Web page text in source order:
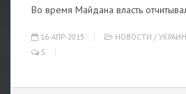
Во время Майдана власть
16-АПР-2015 НОВОСТИ /
5